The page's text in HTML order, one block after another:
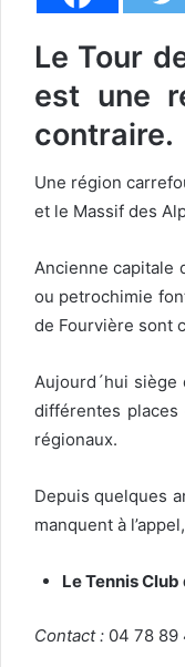
Le Tour
est une
contraire.
Une région
et le Massif des
Ancienne capitale
ou petrochimie
de Fourvière sont
Aujourd´hui
différentes
régionaux.
Depuis quelques
manquent à
Le Tennis Club
Contact : 04 78 89